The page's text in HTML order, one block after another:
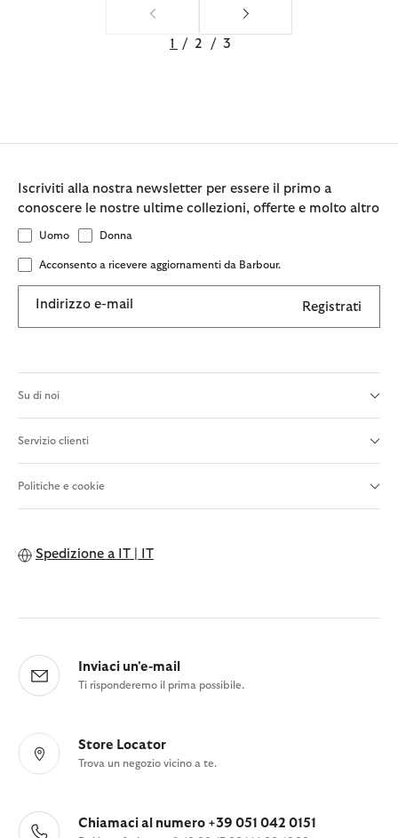
1 / 2 / 3
Iscriviti alla nostra newsletter per essere il primo a
conoscere le nostre ultime collezioni, offerte e molto altro
Uomo Donna
Acconsento a ricevere aggiornamenti da Barbour.
Indirizzo e-mail Registrati
Su di noi
Servizio clienti
Politiche e cookie
Spedizione a IT | IT
Inviaci un'e-mail
Ti risponderemo il prima possibile.
Store Locator
Trova un negozio vicino a te.
Chiamaci al numero +39 051 042 0151